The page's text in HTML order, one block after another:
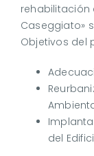
rehabilitación
Caseggiato»
Objetivos del
del